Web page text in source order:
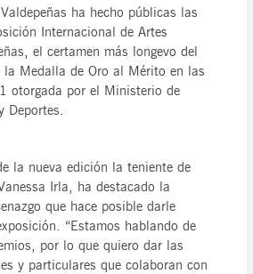
ha hecho públicas las
Internacional de Artes
el certamen más longevo del
la Medalla de Oro al Mérito en las
otorgada por el Ministerio de
Deportes.
la nueva edición la teniente de
Irla, ha destacado la
que hace posible darle
“Estamos hablando de
por lo que quiero dar las
y particulares que colaboran con